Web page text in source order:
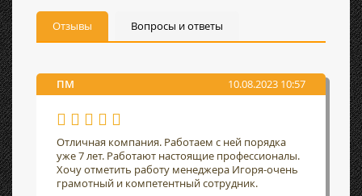
Отзывы Вопросы и ответы
ПМ 10.08.2023 10:57
Отличная компания. Работаем с ней порядка
уже 7 лет. Работают настоящие профессионалы.
Хочу отметить работу менеджера Игоря-очень
грамотный и компетентный сотрудник.